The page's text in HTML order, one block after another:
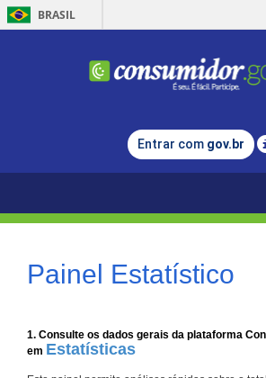
BRASIL
Entrar com gov.br
Painel Estatístico
1. Consulte os dados gerais da plataforma
em Estatísticas